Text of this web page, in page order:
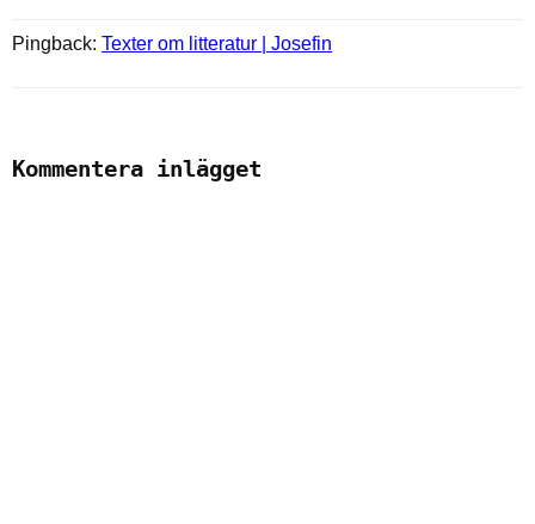
Pingback: Texter om litteratur | Josefin
Kommentera inlägget